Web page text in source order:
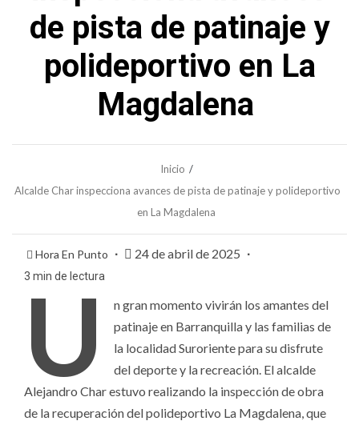
de pista de patinaje y
polideportivo en La
Magdalena
Inicio
Alcalde Char inspecciona avances de pista de patinaje y polideportivo
en La Magdalena
Hora En Punto 24 de abril de 2025
3 min de lectura
U
n gran momento vivirán los amantes del
patinaje en Barranquilla y las familias de
la localidad Suroriente para su disfrute
del deporte y la recreación. El alcalde
Alejandro Char estuvo realizando la inspección de obra
de la recuperación del polideportivo La Magdalena, que